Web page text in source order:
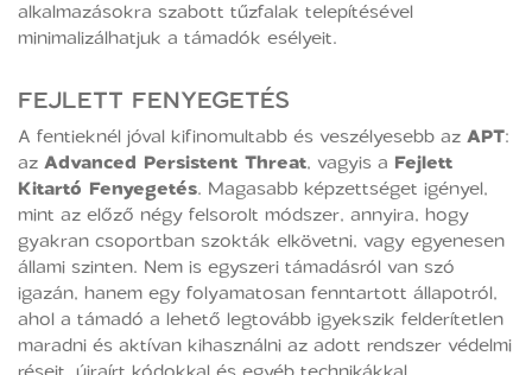
alkalmazásokra szabott tűzfalak telepítésével
minimalizálhatjuk a támadók esélyeit.
FEJLETT FENYEGETÉS
A fentieknél jóval kifinomultabb és veszélyesebb azAPT:
azAdvanced Persistent Threat, vagyis a Fejlett
Kitartó Fenyegetés. Magasabb képzettséget igényel,
mint az előző négy felsorolt módszer, annyira, hogy
gyakran csoportban szokták elkövetni, vagy egyenesen
állami szinten. Nem is egyszeri támadásról van szó
igazán, hanem egy folyamatosan fenntartott állapotról,
ahol a támadó a lehető legtovább igyekszik felderítetlen
maradni és aktívan kihasználni az adott rendszer védelmi